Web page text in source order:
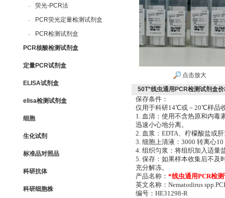
· 荧光-PCR法
· PCR荧光定量检测试剂盒
·
PCR检测试剂盒
PCR核酸检测试剂盒
定量PCR试剂盒
ELISA试剂盒
elisa检测试剂盒
细胞
生化试剂
标准品对照品
科研抗体
科研细胞株
点击放大
50T*线虫通用PCR检测试剂盒
保存条件：
仅用于科研14℃或－20℃样品
1. 血清：使用不含热原和内毒
迅速小心地分离。
2. 血浆：EDTA、柠檬酸盐或
3. 细胞上清液：3000 转离心
4. 组织匀浆：将组织加入适量
5. 保存：如果样本收集后不及
充分解冻。
产品名称： *线虫通用PCR检
英文名称：Nematodirus
编号：HE31298-R